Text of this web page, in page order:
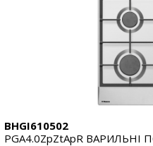
BHGI610502
PGA4.0ZpZtApR ВАРИЛЬНІ